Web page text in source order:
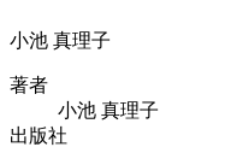
小池 真理子
著者
小池 真理子
出版社